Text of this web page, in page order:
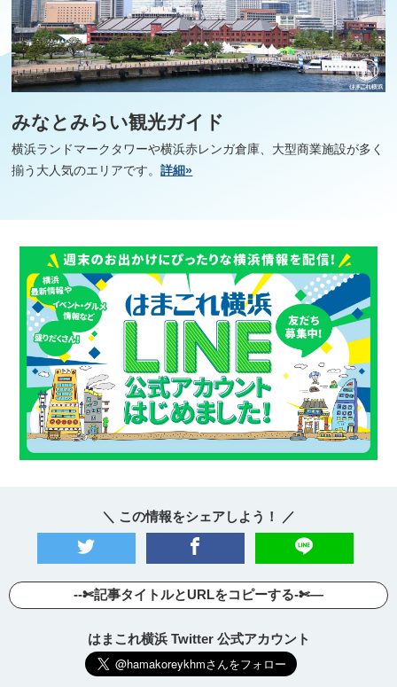
みなとみらい観光ガイド
横浜ランドマークタワーや横浜赤レンガ倉庫、大型商業施設が多く
揃う大人気のエリアです。詳細»
＼ この情報をシェアしよう！ ／
--✄記事タイトルとURLをコピーする-✄—
はまこれ横浜 Twitter 公式アカウント